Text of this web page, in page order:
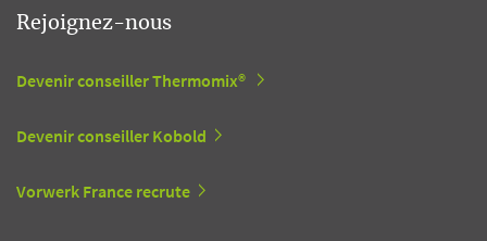
Rejoignez-nous
Devenir conseiller Thermomix®
Devenir conseiller Kobold
Vorwerk France recrute